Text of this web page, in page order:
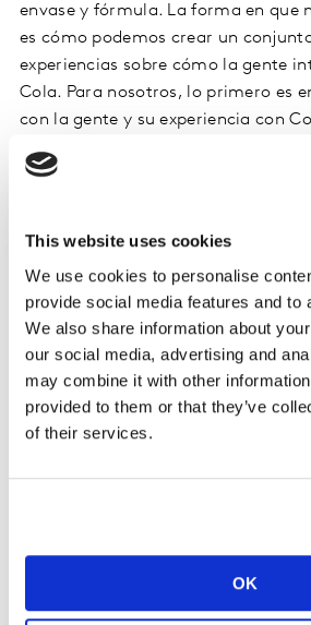
This website uses cookies
We use cookies to personalise
provide social media features and to
We also share information about
our social media, advertising and
may combine it with other
provided to them or that they’ve
of their services.
OK
envase y fórmula. La forma en que
es cómo podemos crear un
experiencias sobre cómo la gente
Cola. Para nosotros, lo primero es
con la gente y su experiencia con
La dedicación de Coca-Cola a la
5. La innovación debe
posicionamiento de la
Marcas como McDonald's y Baileys
necesidad de encontrar un
publicidad. Al hacerlo, refrescan y
A lo largo de los años, McDonald's
su portfolio, manteniendo siempre
de «buena comida rápida a buen